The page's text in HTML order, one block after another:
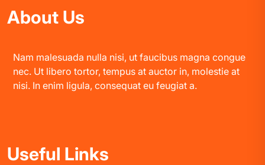
About Us
Nam malesuada nulla nisi, ut faucibus magna congue
nec. Ut libero tortor, tempus at auctor in, molestie at
nisi. In enim ligula, consequat eu feugiat a.
Useful Links